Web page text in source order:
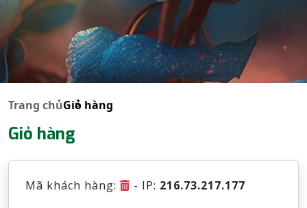
Trang chủGiỏ hàng
Giỏ hàng
Mã khách hàng: - IP: 216.73.217.177